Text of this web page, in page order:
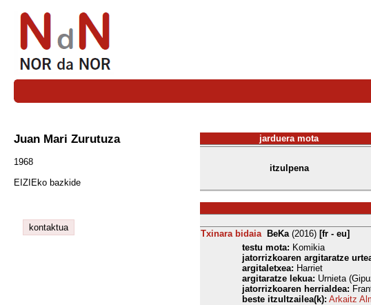
Juan Mari Zurutuza
1968
EIZIEko bazkide
kontaktua
jarduera mota
itzulpena
Txinara bidaia BeKa(2016) [fr - eu]
testu mota: Komikia
jatorrizkoaren argitaratze
argitaletxea: Harriet
argitaratze lekua: Urnieta
jatorrizkoaren herrialdea:
beste itzultzailea(k): Arkaitz